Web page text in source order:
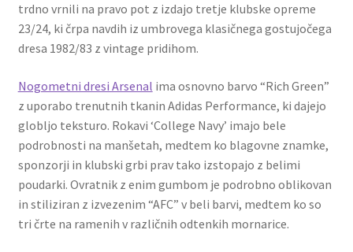
trdno vrnili na pravo pot z izdajo tretje klubske opreme
23/24, ki črpa navdih iz umbrovega klasičnega gostujočega
dresa 1982/83 z vintage pridihom.
Nogometni dresi Arsenal ima osnovno barvo “Rich Green”
z uporabo trenutnih tkanin Adidas Performance, ki dajejo
globljo teksturo. Rokavi ‘College Navy’ imajo bele
podrobnosti na manšetah, medtem ko blagovne znamke,
sponzorji in klubski grbi prav tako izstopajo z belimi
poudarki. Ovratnik z enim gumbom je podrobno oblikovan
in stiliziran z izvezenim “AFC” v beli barvi, medtem ko so
tri črte na ramenih v različnih odtenkih mornarice.